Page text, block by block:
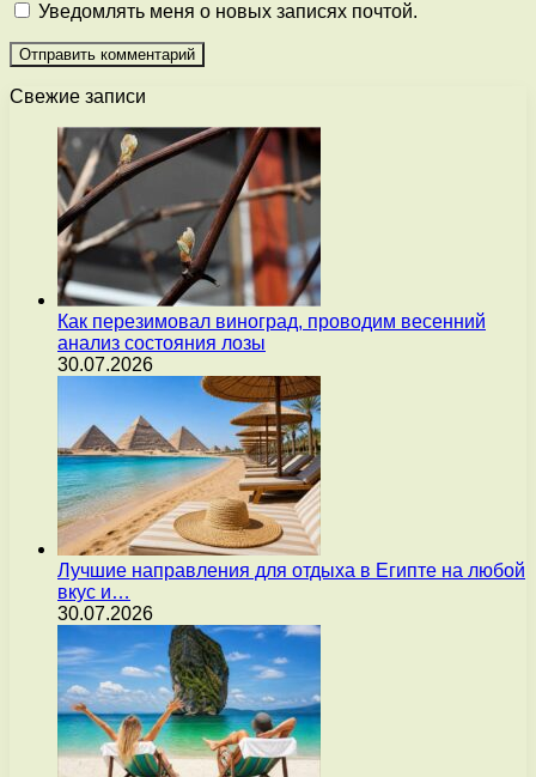
Уведомлять меня о новых записях почтой.
Свежие записи
Как перезимовал виноград, проводим весенний
анализ состояния лозы
30.07.2026
Лучшие направления для отдыха в Египте на любой
вкус и…
30.07.2026